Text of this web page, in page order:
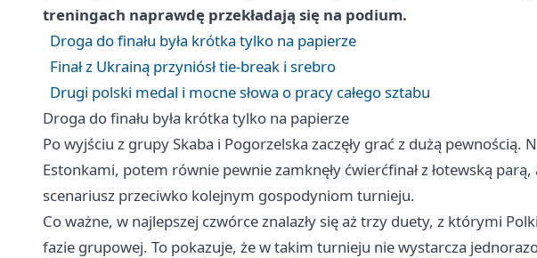
treningach naprawdę przekładają się na podium.
Droga do finału była krótka tylko na papierze
Finał z Ukrainą przyniósł tie-break i srebro
Drugi polski medal i mocne słowa o pracy całego sztabu
Droga do finału była krótka tylko na papierze
Po wyjściu z grupy Skaba i Pogorzelska zaczęły grać z dużą pewnością.
Estonkami, potem równie pewnie zamknęły ćwierćfinał z łotewską
scenariusz przeciwko kolejnym gospodyniom turnieju.
Co ważne, w najlepszej czwórce znalazły się aż trzy duety, z którymi
fazie grupowej. To pokazuje, że w takim turnieju nie wystarcza